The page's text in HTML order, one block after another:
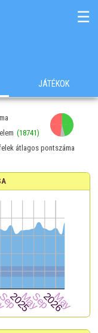
☰
JÁTÉKOK
(18741)
átlagos pontszáma